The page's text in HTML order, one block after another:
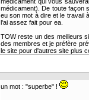
médicament). De toute façon
eu son mot à dire et le travail
l'ai assez fait pour ea.
TOW reste un des meilleurs
des membres et je préfère
le site pour d'autres site plus
un mot : "superbe" !